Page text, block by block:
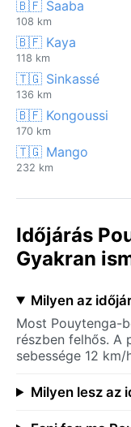
🇧🇫 Saaba
108 km
🇧🇫 Kaya
118 km
🇹🇬 Sinkassé
136 km
🇧🇫 Kongoussi
170 km
🇹🇬 Mango
232 km
Időjárás
Gyakran
Milyen az
Most Pouytenga-
részben felhős. A
sebessége 12
Milyen lesz az